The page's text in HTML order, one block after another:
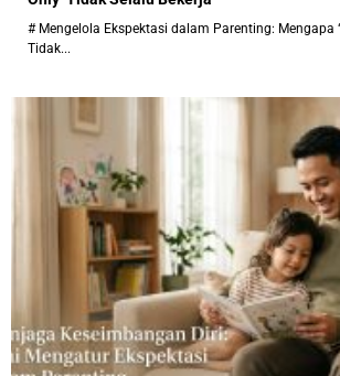
# Mengelola Ekspektasi dalam Parenting: Mengapa
Tidak...